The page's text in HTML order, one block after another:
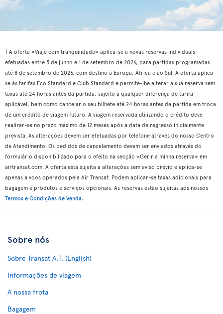
† A oferta «Viaje com tranquilidade» aplica-se a novas reservas individuais
efetuadas entre 5 de junho e 1 de setembro de 2026, para partidas programadas
até 8 de setembro de 2026, com destino à Europa, África e ao Sul. A oferta aplica-
se às tarifas Eco Standard e Club Standard e permite-lhe alterar a sua reserva sem
taxas até 24 horas antes da partida, sujeito a qualquer diferença de tarifa
aplicável, bem como cancelar o seu bilhete até 24 horas antes da partida em troca
de um crédito de viagem futuro. A viagem reservada utilizando o crédito deve
realizar-se no prazo máximo de 12 meses após a data de regresso inicialmente
prevista. As alterações devem ser efetuadas por telefone através do nosso Centro
de Atendimento. Os pedidos de cancelamento devem ser enviados através do
formulário disponibilizado para o efeito na secção «Gerir a minha reserva» em
airtransat.com. A oferta está sujeita a alterações sem aviso prévio e aplica-se
apenas a voos operados pela Air Transat. Podem aplicar-se taxas adicionais para
bagagem e produtos e serviços opcionais. As reservas estão sujeitas aos nossos
Termos e Condições de Venda.
Sobre nós
Sobre Transat A.T. (English)
Informações de viagem
A nossa frota
Bagagem